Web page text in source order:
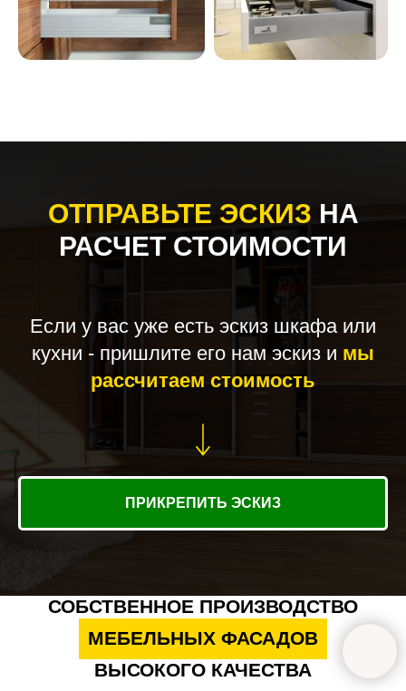
ОТПРАВЬТЕ ЭСКИЗ НА
РАСЧЕТ СТОИМОСТИ
Если у вас уже есть эскиз шкафа или
кухни - пришлите его нам эскиз и мы
рассчитаем стоимость
ПРИКРЕПИТЬ ЭСКИЗ
СОБСТВЕННОЕ ПРОИЗВОДСТВО
МЕБЕЛЬНЫХ ФАСАДОВ
ВЫСОКОГО КАЧЕСТВА